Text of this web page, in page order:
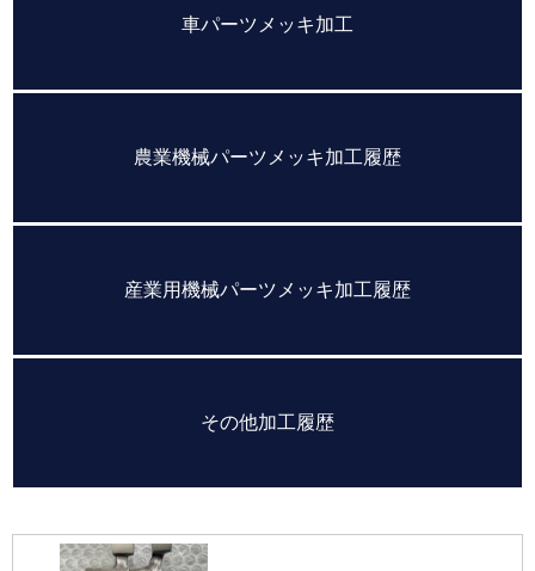
車パーツメッキ加工
農業機械パーツメッキ加工履歴
産業用機械パーツメッキ加工履歴
その他加工履歴